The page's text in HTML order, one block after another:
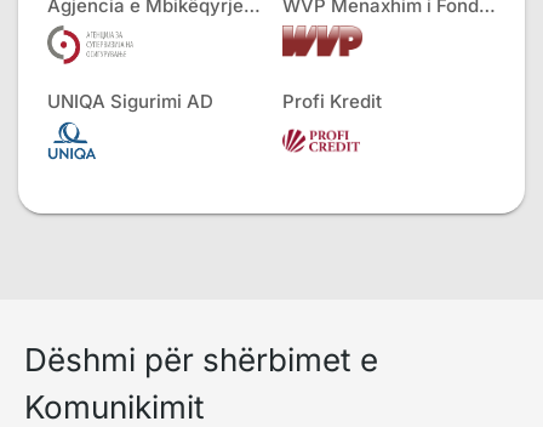
Agjencia e Mbikëqyrjes së Sigurimeve WVP Menaxhim i Fondeve
UNIQA Sigurimi AD Profi Kredit
Dëshmi për shërbimet e
Komunikimit